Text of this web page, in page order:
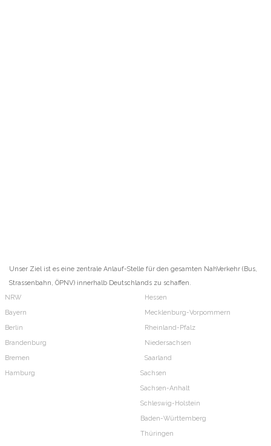
Unser Ziel ist es eine zentrale Anlauf-Stelle für den gesamten NahVerkehr (Bus,
Strassenbahn, ÖPNV) innerhalb Deutschlands zu schaffen.
NRW
Bayern
Berlin
Brandenburg
Bremen
Hamburg
Hessen
Mecklenburg-Vorpommern
Rheinland-Pfalz
Niedersachsen
Saarland
Sachsen
Sachsen-Anhalt
Schleswig-Holstein
Baden-Württemberg
Thüringen